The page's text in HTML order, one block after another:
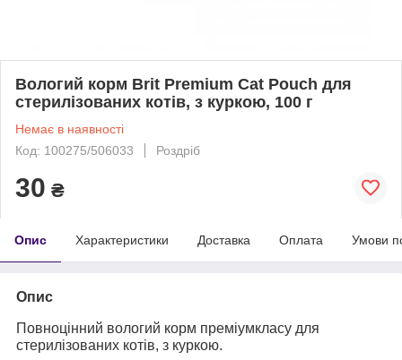
Вологий корм Brit Premium Cat Pouch для
стерилізованих котів, з куркою, 100 г
Немає в наявності
Код: 100275/506033
Роздріб
30 ₴
Опис Характеристики Доставка Оплата Умови
Опис
Повноцінний вологий корм преміумкласу для
стерилізованих котів, з куркою.